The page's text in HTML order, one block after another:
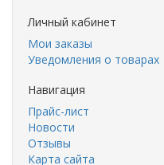
Личный кабинет
Мои заказы
Уведомления о товарах
Навигация
Прайс-лист
Новости
Отзывы
Карта сайта